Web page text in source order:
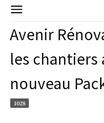
Avenir
les chantiers
nouveau
1028